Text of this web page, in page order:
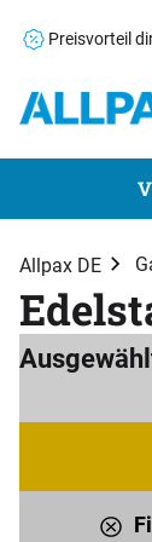
Preisvorteil
Zum
Allpax DE